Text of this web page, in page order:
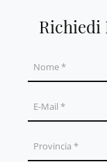
Richiedi